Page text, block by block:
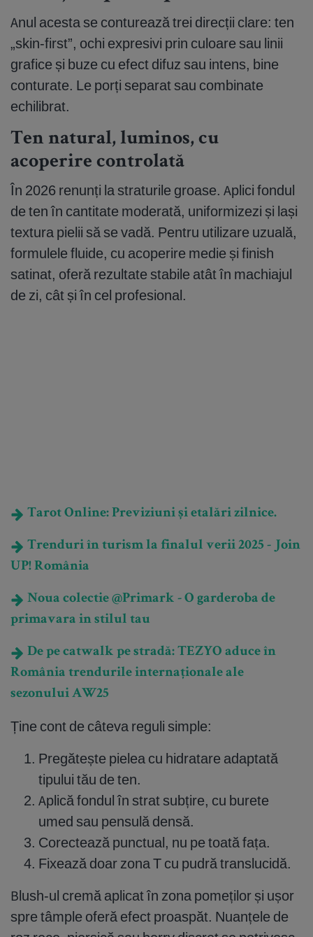
Anul acesta se conturează trei direcții clare: ten
„skin-first”, ochi expresivi prin culoare sau linii
grafice și buze cu efect difuz sau intens, bine
conturate. Le porți separat sau combinate
echilibrat.
Ten natural, luminos, cu
acoperire controlată
În 2026 renunți la straturile groase. Aplici fondul
de ten în cantitate moderată, uniformizezi și lași
textura pielii să se vadă. Pentru utilizare uzuală,
formulele fluide, cu acoperire medie și finish
satinat, oferă rezultate stabile atât în machiajul
de zi, cât și în cel profesional.
Tarot Online: Previziuni și etalări zilnice.
Trenduri în turism la finalul verii 2025 - Join
UP! România
Noua colectie @Primark - O garderoba de
primavara in stilul tau
De pe catwalk pe stradă: TEZYO aduce în
România trendurile internaționale ale
sezonului AW25
Ține cont de câteva reguli simple:
Pregătește pielea cu hidratare adaptată
tipului tău de ten.
Aplică fondul în strat subțire, cu burete
umed sau pensulă densă.
Corectează punctual, nu pe toată fața.
Fixează doar zona T cu pudră translucidă.
Blush-ul cremă aplicat în zona pomeților și ușor
spre tâmple oferă efect proaspăt. Nuanțele de